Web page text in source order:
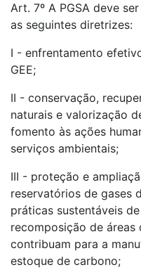
Art. 7º A PGSA deve
as seguintes diretrizes:
I - enfrentamento
GEE;
II - conservação,
naturais e valorização
fomento às ações
serviços ambientais;
III - proteção e
reservatórios de gases
práticas sustentáveis
recomposição de áreas
contribuam para a
estoque de carbono;